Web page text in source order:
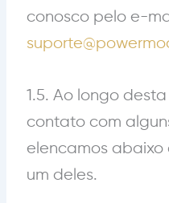
conosco pelo e-
1.5. Ao longo
contato com
elencamos
um deles.